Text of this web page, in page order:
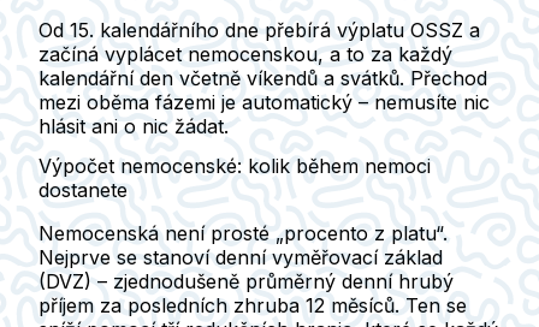
Od 15. kalendářního dne přebírá výplatu OSSZ a
začíná vyplácet nemocenskou, a to za každý
kalendářní den včetně víkendů a svátků. Přechod
mezi oběma fázemi je automatický – nemusíte nic
hlásit ani o nic žádat.
Výpočet nemocenské: kolik během nemoci
dostanete
Nemocenská není prosté „procento z platu“.
Nejprve se stanoví denní vyměřovací základ
(DVZ) – zjednodušeně průměrný denní hrubý
příjem za posledních zhruba 12 měsíců. Ten se